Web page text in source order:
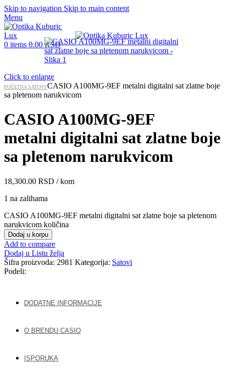
Skip to navigation Skip to main content
Menu
0 items 0.00RSD
Click to enlarge
POČETNA SATOVI CASIO A100MG-9EF metalni digitalni sat zlatne boje
sa pletenom narukvicom
CASIO A100MG-9EF
metalni digitalni sat zlatne boje
sa pletenom narukvicom
18,300.00 RSD / kom
1 na zalihama
CASIO A100MG-9EF metalni digitalni sat zlatne boje sa pletenom
narukvicom količina
Dodaj u korpu
Add to compare
Dodaj u Listu želja
Šifra proizvoda: 2981 Kategorija: Satovi
Podeli:
DODATNE INFORMACIJE
O BRENDU CASIO
ISPORUKA